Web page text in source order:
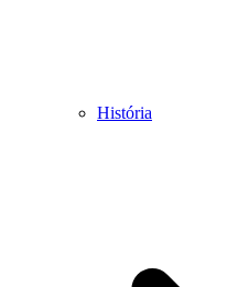
História